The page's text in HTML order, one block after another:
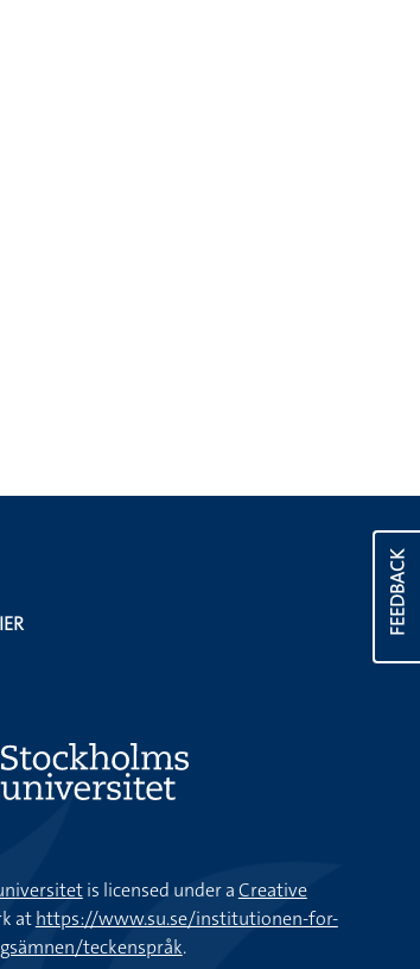
FEEDBACK
is licensed under aCreative
athttps://www.su.se/institutionen-for-
teckenspråk.